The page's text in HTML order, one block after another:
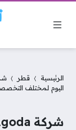
الرئيسية قطر
اليوم لمختلف